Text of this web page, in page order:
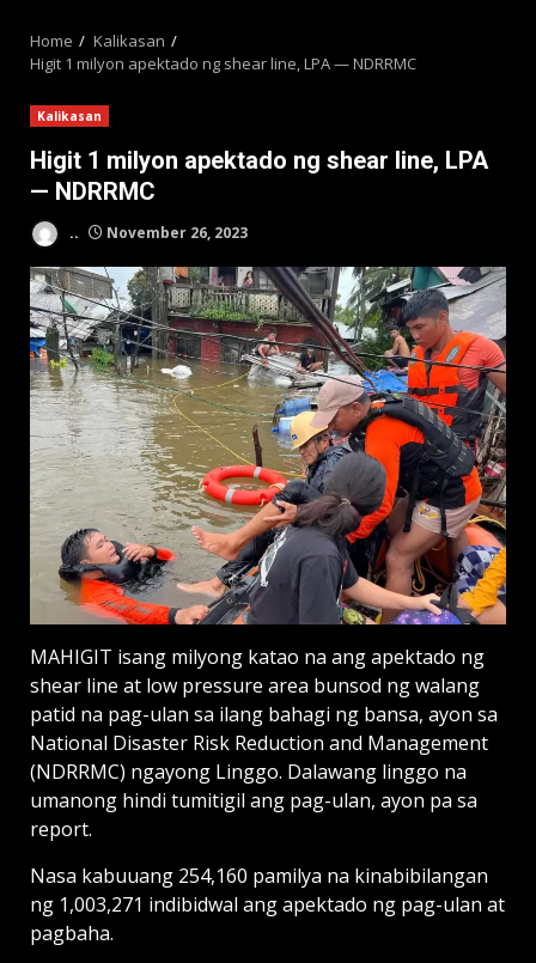
Home
Kalikasan
Higit 1 milyon apektado ng shear line, LPA — NDRRMC
Kalikasan
Higit 1 milyon apektado ng shear line, LPA
— NDRRMC
.. November 26, 2023
MAHIGIT isang milyong katao na ang apektado ng
shear line at low pressure area bunsod ng walang
patid na pag-ulan sa ilang bahagi ng bansa, ayon sa
National Disaster Risk Reduction and Management
(NDRRMC) ngayong Linggo. Dalawang linggo na
umanong hindi tumitigil ang pag-ulan, ayon pa sa
report.
Nasa kabuuang 254,160 pamilya na kinabibilangan
ng 1,003,271 indibidwal ang apektado ng pag-ulan at
pagbaha.